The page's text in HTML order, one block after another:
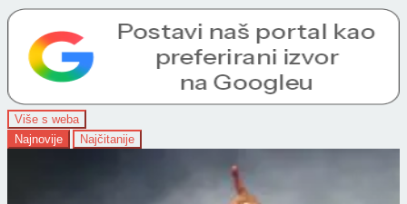
Više s weba
Najnovije
Najčitanije